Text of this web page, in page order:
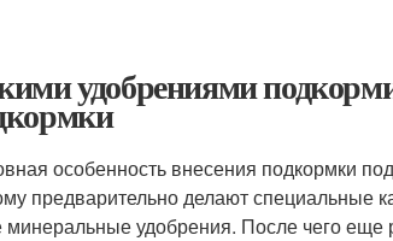
удобрениями
особенность внесения подкормки
предварительно делают специальные
минеральные удобрения. После чего еще